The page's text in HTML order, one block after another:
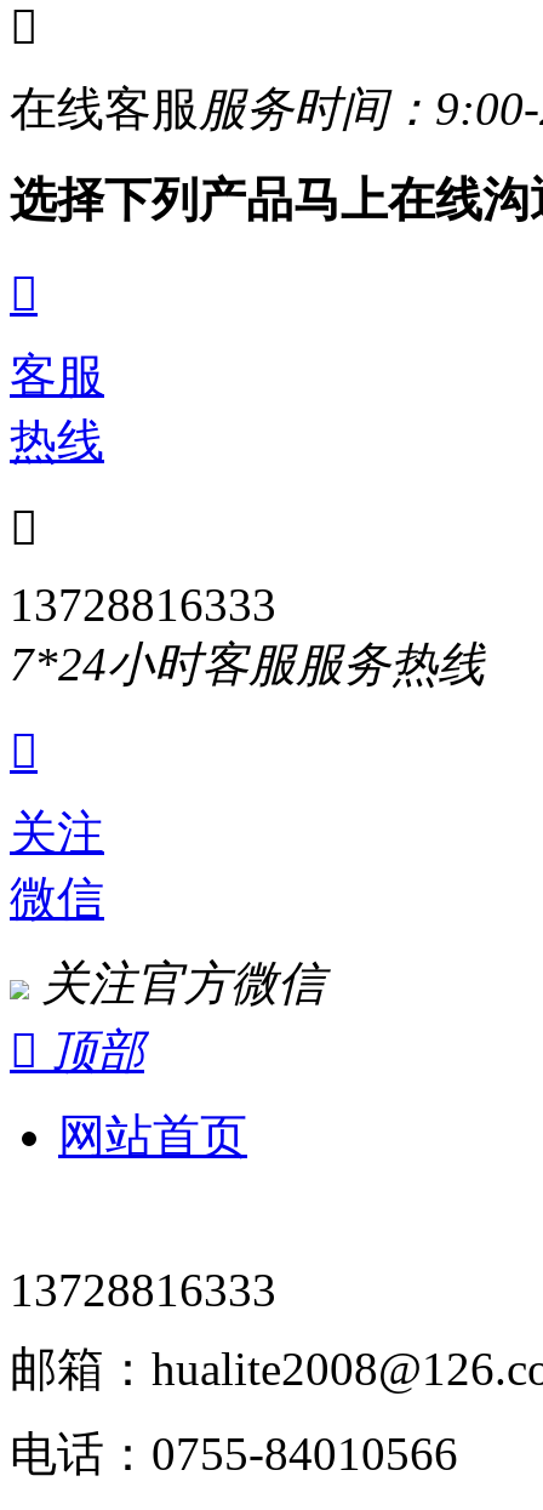

在线客服服务时间：
选择下列产品马上在线沟

客服
热线

13728816333
7*24小时客服服务热线

关注
微信
关注官方微信
 顶部
网站首页
13728816333
邮箱：
电话：0755-84010566